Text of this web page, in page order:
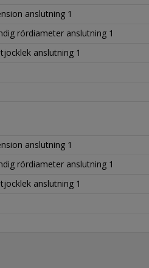
anslutning 1
rördiameter anslutning 1
anslutning 1
anslutning 1
rördiameter anslutning 1
anslutning 1